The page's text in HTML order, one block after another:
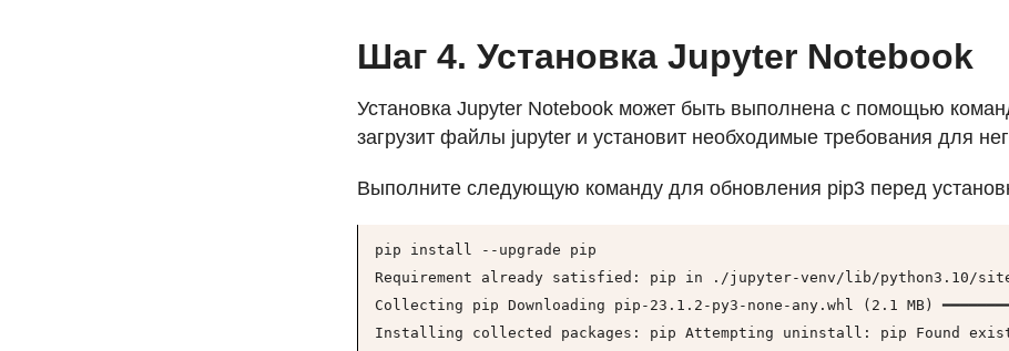
Шаг 4. Установка Jupyter Notebook
Установка Jupyter Notebook может быть выполнена с помощью
загрузит файлы jupyter и установит необходимые требования для
Выполните следующую команду для обновления pip3 перед
pip install --upgrade pip
Requirement already satisfied: pip in ./jupyter-venv/lib/python3.10/
Collecting pip Downloading pip-23.1.2-py3-none-any.whl (2.1 MB)
Installing collected packages: pip Attempting uninstall: pip Found